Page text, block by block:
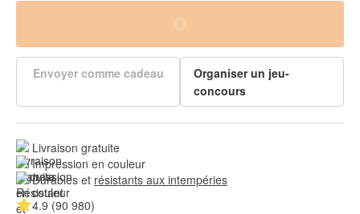
Envoyer comme cadeau
Organiser un jeu-
concours
Livraison gratuite
Impression en couleur
Durables et résistants aux intempéries
4.9 (90 980)